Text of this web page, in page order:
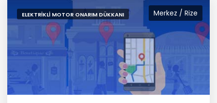
Merkez / Rize
ELEKTRIKLI MOTOR ONARIM DÜKKANI